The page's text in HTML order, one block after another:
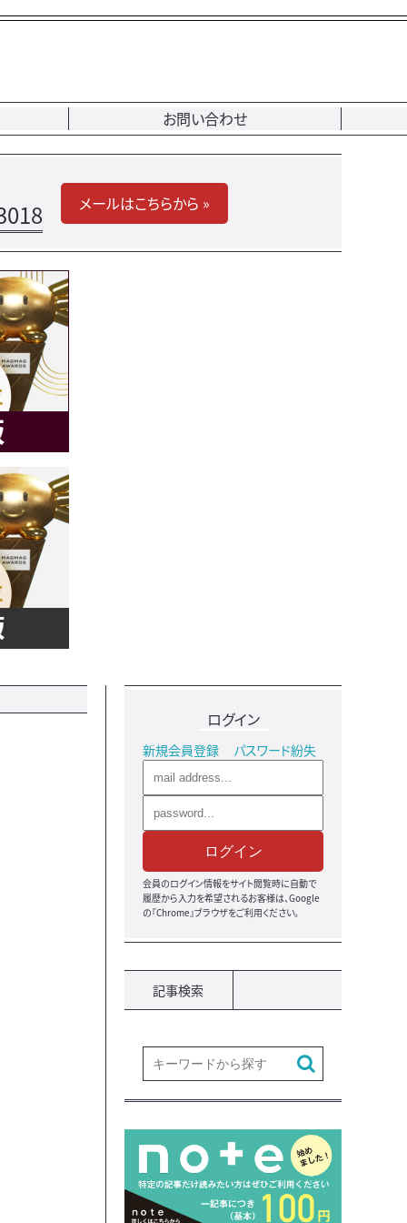
お問い合わせ
メールはこちらから »
ログイン
新規会員登録 パスワード紛失
ログイン
会員のログイン情報をサイト閲覧時に自動で
履歴から入力を希望されるお客様は、Google
の『Chrome』ブラウザをご利用ください。
記事検索